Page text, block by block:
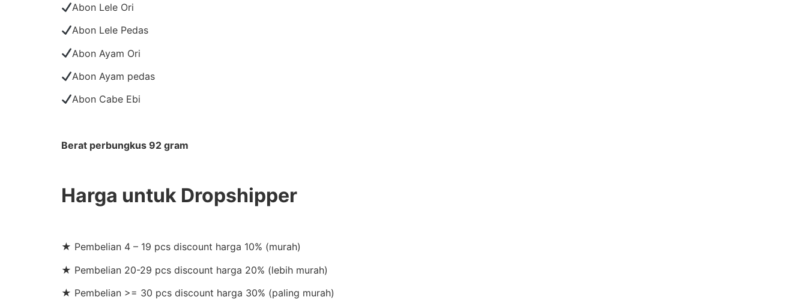
Abon Lele Ori
Abon Lele Pedas
Abon Ayam Ori
Abon Ayam pedas
Abon Cabe Ebi
Berat perbungkus 92 gram
Harga untuk Dropshipper
★ Pembelian 4 – 19 pcs discount harga 10% (murah)
★ Pembelian 20-29 pcs discount harga 20% (lebih murah)
★ Pembelian >= 30 pcs discount harga 30% (paling murah)